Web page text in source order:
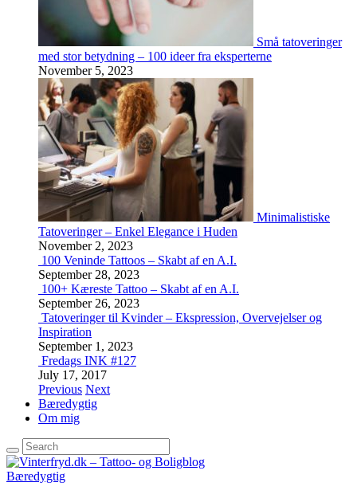
Små tatoveringer
med stor betydning – 100 ideer fra eksperterne
November 5, 2023
Minimalistiske
Tatoveringer – Enkel Elegance i Huden
November 2, 2023
100 Veninde Tattoos – Skabt af en A.I.
September 28, 2023
100+ Kæreste Tattoo – Skabt af en A.I.
September 26, 2023
Tatoveringer til Kvinder – Ekspression, Overvejelser og
Inspiration
September 1, 2023
Fredags INK #127
July 17, 2017
Previous Next
Bæredygtig
Om mig
Bæredygtig